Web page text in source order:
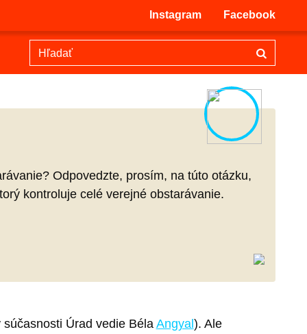
Instagram Facebook
Odpovedzte, prosím, na túto otázku,
kontroluje celé verejné obstarávanie.
súčasnosti Úrad vedie Béla Angyal). Ale